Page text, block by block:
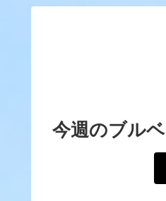
今週のブル